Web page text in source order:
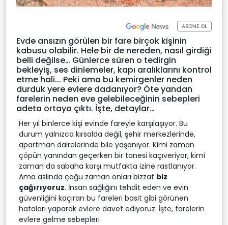
ABONE OL
Evde ansızın görülen bir fare birçok kişinin
kabusu olabilir. Hele bir de nereden, nasıl girdiği
belli değilse… Günlerce süren o tedirgin
bekleyiş, ses dinlemeler, kapı aralıklarını kontrol
etme hali... Peki ama bu kemirgenler neden
durduk yere evlere dadanıyor? Öte yandan
farelerin neden eve gelebileceğinin sebepleri
adeta ortaya çıktı. İşte, detaylar…
Her yıl binlerce kişi evinde fareyle karşılaşıyor. Bu
durum yalnızca kırsalda değil, şehir merkezlerinde,
apartman dairelerinde bile yaşanıyor. Kimi zaman
çöpün yanından geçerken bir tanesi kaçıveriyor, kimi
zaman da sabaha karşı mutfakta izine rastlanıyor.
Ama aslında çoğu zaman onları bizzat biz
çağırıyoruz. İnsan sağlığını tehdit eden ve evin
güvenliğini kaçıran bu fareleri basit gibi görünen
hataları yaparak evlere davet ediyoruz. İşte, farelerin
evlere gelme sebepleri